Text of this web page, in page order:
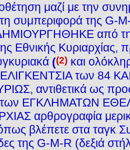
μαζί με την
συμπεριφορά της G-
από
Εθνικής Κυριαρχίας,
((2) και
των 84 ΚΑΙ
αντιθετικά ως
ΕΓΚΛΗΜΑΤΩΝ
αρθρογραφία
βλέπετε στα ταγκ
της G-M-R (δεξιά